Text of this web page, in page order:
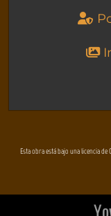
Esta obra está bajo una licencia